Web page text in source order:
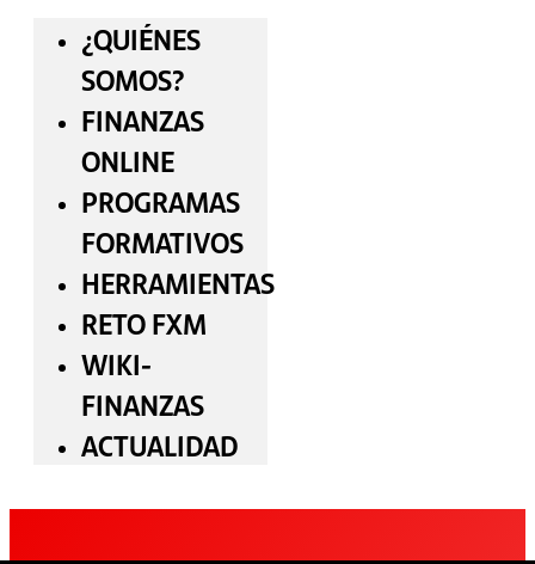
¿QUIÉNES
SOMOS?
FINANZAS
ONLINE
PROGRAMAS
FORMATIVOS
HERRAMIENTAS
RETO FXM
WIKI-
FINANZAS
ACTUALIDAD